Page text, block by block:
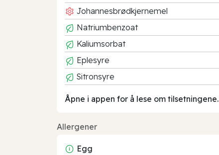
Johannesbrødkjernemel
Natriumbenzoat
Kaliumsorbat
Eplesyre
Sitronsyre
Åpne i appen for å lese om tilsetningene.
Allergener
Egg